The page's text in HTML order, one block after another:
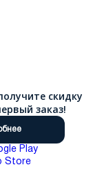
скидку
заказ!